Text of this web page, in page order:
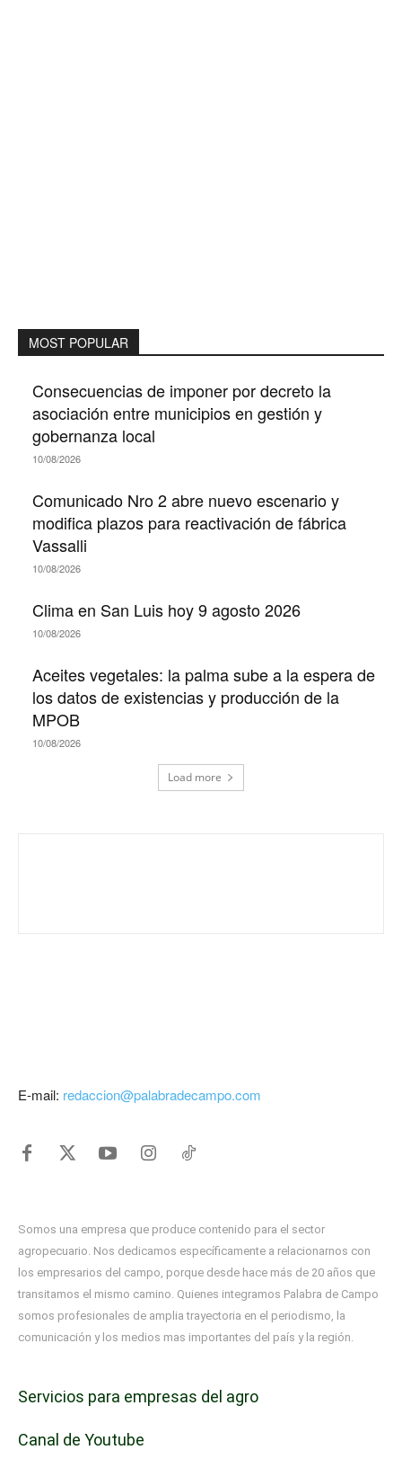
MOST POPULAR
Consecuencias de imponer por decreto la
asociación entre municipios en gestión y
gobernanza local
10/08/2026
Comunicado Nro 2 abre nuevo escenario y
modifica plazos para reactivación de fábrica
Vassalli
10/08/2026
Clima en San Luis hoy 9 agosto 2026
10/08/2026
Aceites vegetales: la palma sube a la espera de
los datos de existencias y producción de la
MPOB
10/08/2026
Load more
E-mail: redaccion@palabradecampo.com
Somos una empresa que produce contenido para el sector
agropecuario. Nos dedicamos específicamente a relacionarnos con
los empresarios del campo, porque desde hace más de 20 años que
transitamos el mismo camino. Quienes integramos Palabra de Campo
somos profesionales de amplia trayectoria en el periodismo, la
comunicación y los medios mas importantes del país y la región.
Servicios para empresas del agro
Canal de Youtube